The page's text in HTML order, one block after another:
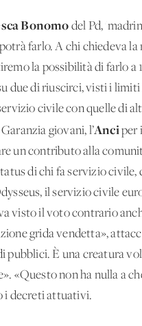
Bonomo del Pd,
farlo. A chi chiedeva
la possibilità di farlo
due di riuscirci, visti i
civile con quelle di
giovani, l’Anciper
un contributo alla
di chi fa servizio
il servizio civile
visto il voto contrario
grida vendetta»,
pubblici. È una creatura
«Questo non ha nulla a
i decreti attuativi.